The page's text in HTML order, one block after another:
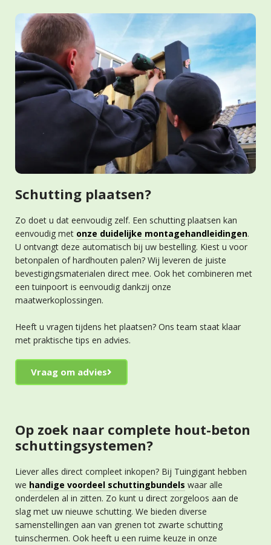
Schutting plaatsen?
Zo doet u dat eenvoudig zelf. Een schutting plaatsen kan
eenvoudig met onze duidelijke montagehandleidingen.
U ontvangt deze automatisch bij uw bestelling. Kiest u voor
betonpalen of hardhouten palen? Wij leveren de juiste
bevestigingsmaterialen direct mee. Ook het combineren met
een tuinpoort is eenvoudig dankzij onze
maatwerkoplossingen.
Heeft u vragen tijdens het plaatsen? Ons team staat klaar
met praktische tips en advies.
Vraag om advies
Op zoek naar complete hout-beton
schuttingsystemen?
Liever alles direct compleet inkopen? Bij Tuingigant hebben
we handige voordeel schuttingbundels waar alle
onderdelen al in zitten. Zo kunt u direct zorgeloos aan de
slag met uw nieuwe schutting. We bieden diverse
samenstellingen aan van grenen tot zwarte schutting
tuinschermen. Ook heeft u een ruime keuze in onze